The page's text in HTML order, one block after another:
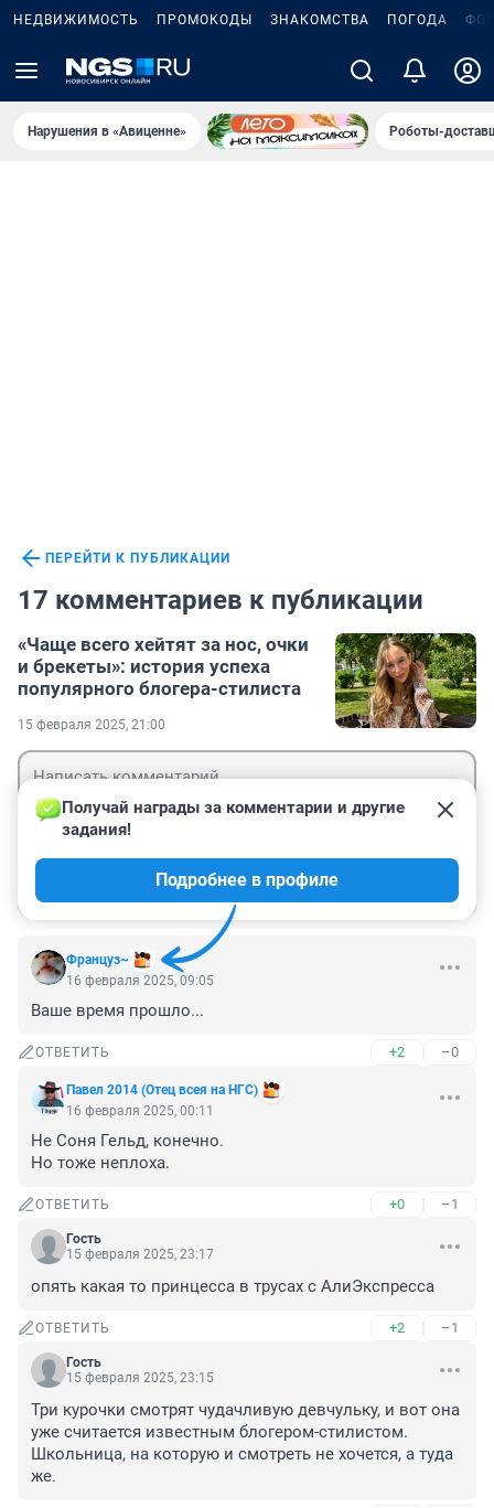
НЕДВИЖИМОСТЬ ПРОМОКОДЫ ЗНАКОМСТВА ПОГОДА
Нарушения в «Авиценне» Роботы-
ПЕРЕЙТИ К ПУБЛИКАЦИИ
17 комментариев к публикации
«Чаще всего хейтят за нос, очки
и брекеты»: история успеха
популярного блогера-стилиста
15 февраля 2025, 21:00
Француз~
Получай награды за комментарии и другие
задания!
Подробнее в профиле
16 февраля 2025, 09:05
Ваше время прошло...
ОТВЕТИТЬ +2 –0
Павел 2014 (Отец всея на НГС)
16 февраля 2025, 00:11
Не Соня Гельд, конечно.
Но тоже неплоха.
ОТВЕТИТЬ +0 –1
Гость
15 февраля 2025, 23:17
опять какая то принцесса в трусах с АлиЭкспресса
ОТВЕТИТЬ +2 –1
Гость
15 февраля 2025, 23:15
Три курочки смотрят чудачливую девчульку, и вот она
уже считается известным блогером-стилистом.
Школьница, на которую и смотреть не хочется, а туда
же.